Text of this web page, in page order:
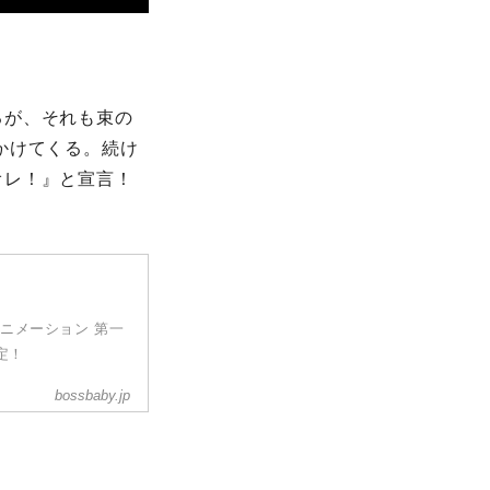
、それも束の
けてくる。続け
！』と宣言！
メーション 第一
bossbaby.jp